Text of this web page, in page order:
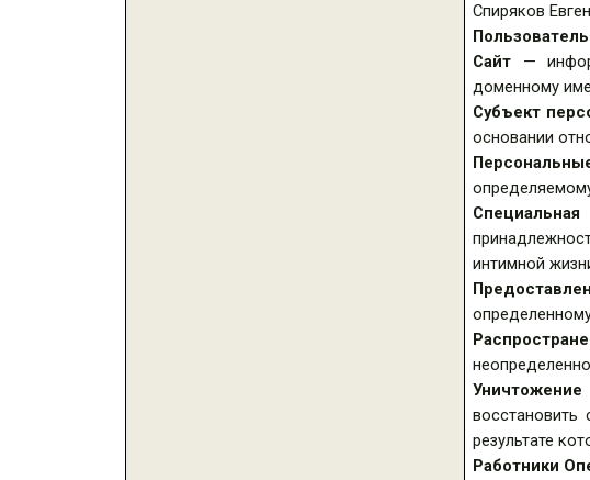
Спиряков
Пользователь
Сайт —
доменному
Субъект
основании
интимной
результате
Работники